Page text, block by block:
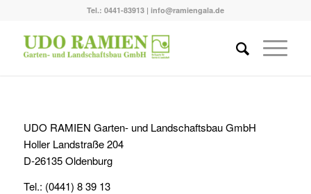
Tel.: 0441-83913 | info@ramiengala.de
UDO RAMIEN Garten- und Landschaftsbau GmbH
Holler Landstraße 204
D-26135 Oldenburg
Tel.: (0441) 8 39 13